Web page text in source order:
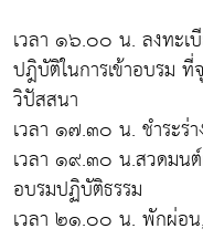
เวลา ๑๖.๐๐ น. ลงทะเ
ปฎิบัติในการเข้าอบรม
วิปัสสนา
เวลา ๑๗.๓๐ น. ชำระร่า
เวลา ๑๙.๓๐ น.สวดมนต์
อบรมปฏิบัติธรรม
เวลา ๒๑.๐๐ น. พักผ่อ